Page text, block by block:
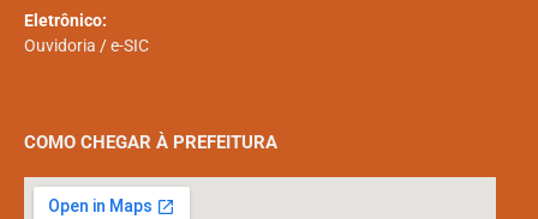
Eletrônico:
Ouvidoria /e-SIC
COMO CHEGAR À PREFEITURA